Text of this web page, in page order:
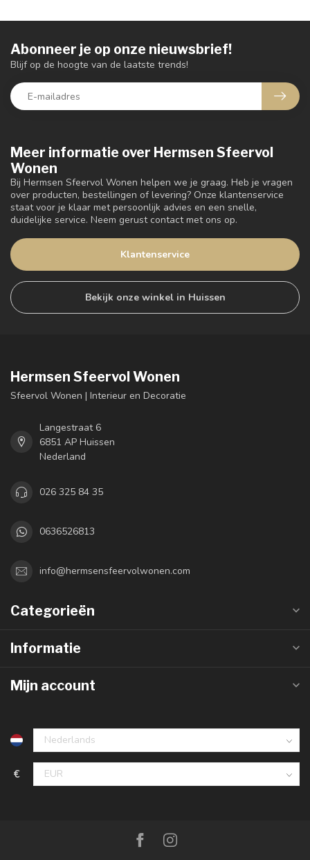
Meer informatie over Hermsen Sfeervol
Wonen
Bij Hermsen Sfeervol Wonen helpen we je graag. Heb je vragen
over producten, bestellingen of levering? Onze klantenservice
staat voor je klaar met persoonlijk advies en een snelle,
duidelijke service. Neem gerust contact met ons op.
Klantenservice
Bekijk onze winkel in Huissen
Abonneer je op onze nieuwsbrief!
Blijf op de hoogte van de laatste trends!
Hermsen Sfeervol Wonen
Sfeervol Wonen | Interieur en Decoratie
Langestraat 6
6851 AP Huissen
Nederland
026 325 84 35
0636526813
info@hermsensfeervolwonen.com
Categorieën
Informatie
Mijn account
€